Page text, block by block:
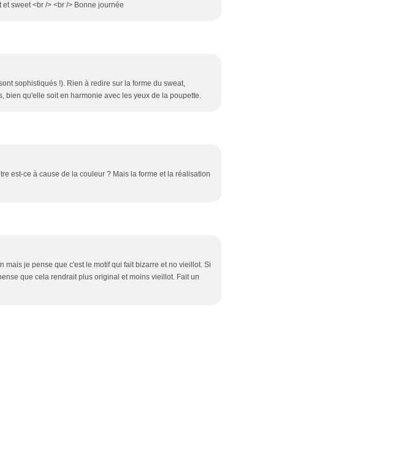
sweet <br /> <br /> Bonne journée
sophistiqués !). Rien à redire sur la forme du sweat,
bien qu'elle soit en harmonie avec les yeux de la poupette.
est-ce à cause de la couleur ? Mais la forme et la réalisation
mais je pense que c'est le motif qui fait bizarre et no vieillot. Si
que cela rendrait plus original et moins vieillot. Fait un